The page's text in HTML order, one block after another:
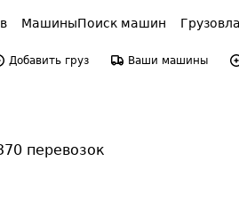
МашиныПоиск машин
Добавить груз Ваши машины
перевозок